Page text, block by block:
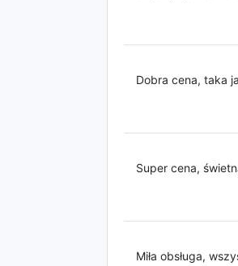
Dobra cena, taka
Super cena,
Miła obsługa,